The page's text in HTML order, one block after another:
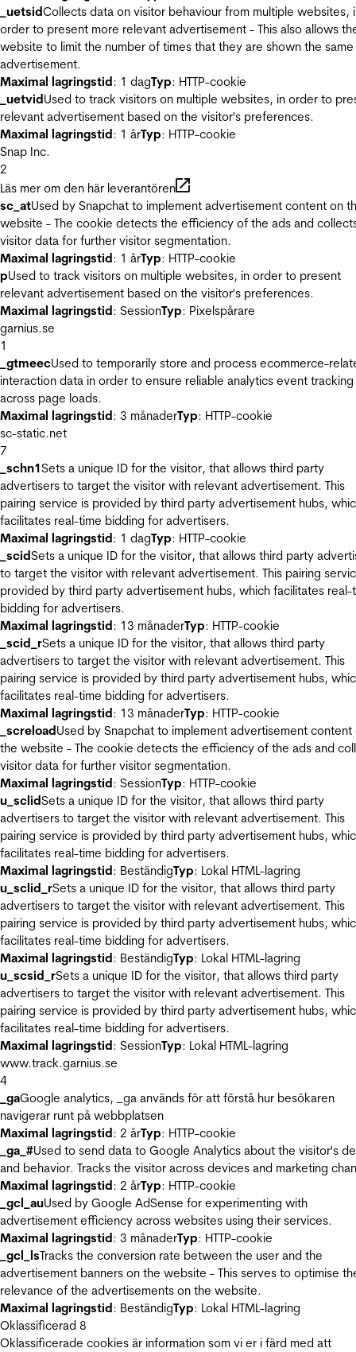
_uetsidCollects data on visitor behaviour from multiple websites,
order to present more relevant advertisement - This also allows
website to limit the number of times that they are shown the same
advertisement.
Maximal lagringstid: 1 dagTyp: HTTP-cookie
_uetvidUsed to track visitors on multiple websites, in order to
relevant advertisement based on the visitor's preferences.
Maximal lagringstid: 1 årTyp: HTTP-cookie
Snap Inc.
2
Läs mer om den här leverantören
sc_atUsed by Snapchat to implement advertisement content on
website - The cookie detects the efficiency of the ads and
visitor data for further visitor segmentation.
Maximal lagringstid: 1 årTyp: HTTP-cookie
pUsed to track visitors on multiple websites, in order to present
relevant advertisement based on the visitor's preferences.
Maximal lagringstid: SessionTyp: Pixelspårare
garnius.se
1
_gtmeecUsed to temporarily store and process ecommerce-
interaction data in order to ensure reliable analytics event tracking
across page loads.
Maximal lagringstid: 3 månaderTyp: HTTP-cookie
sc-static.net
7
_schn1Sets a unique ID for the visitor, that allows third party
advertisers to target the visitor with relevant advertisement. This
pairing service is provided by third party advertisement hubs,
facilitates real-time bidding for advertisers.
Maximal lagringstid: 1 dagTyp: HTTP-cookie
_scidSets a unique ID for the visitor, that allows third party
to target the visitor with relevant advertisement. This pairing
provided by third party advertisement hubs, which facilitates real-
bidding for advertisers.
Maximal lagringstid: 13 månaderTyp: HTTP-cookie
_scid_rSets a unique ID for the visitor, that allows third party
advertisers to target the visitor with relevant advertisement. This
pairing service is provided by third party advertisement hubs,
facilitates real-time bidding for advertisers.
Maximal lagringstid: 13 månaderTyp: HTTP-cookie
_screloadUsed by Snapchat to implement advertisement content
the website - The cookie detects the efficiency of the ads and
visitor data for further visitor segmentation.
Maximal lagringstid: SessionTyp: HTTP-cookie
u_sclidSets a unique ID for the visitor, that allows third party
advertisers to target the visitor with relevant advertisement. This
pairing service is provided by third party advertisement hubs,
facilitates real-time bidding for advertisers.
Maximal lagringstid: BeständigTyp: Lokal HTML-lagring
u_sclid_rSets a unique ID for the visitor, that allows third party
advertisers to target the visitor with relevant advertisement. This
pairing service is provided by third party advertisement hubs,
facilitates real-time bidding for advertisers.
Maximal lagringstid: BeständigTyp: Lokal HTML-lagring
u_scsid_rSets a unique ID for the visitor, that allows third party
advertisers to target the visitor with relevant advertisement. This
pairing service is provided by third party advertisement hubs,
facilitates real-time bidding for advertisers.
Maximal lagringstid: SessionTyp: Lokal HTML-lagring
www.track.garnius.se
4
_gaGoogle analytics, _ga används för att förstå hur besökaren
navigerar runt på webbplatsen
Maximal lagringstid: 2 årTyp: HTTP-cookie
_ga_#Used to send data to Google Analytics about the visitor's
and behavior. Tracks the visitor across devices and marketing
Maximal lagringstid: 2 årTyp: HTTP-cookie
_gcl_auUsed by Google AdSense for experimenting with
advertisement efficiency across websites using their services.
Maximal lagringstid: 3 månaderTyp: HTTP-cookie
_gcl_lsTracks the conversion rate between the user and the
advertisement banners on the website - This serves to optimise
relevance of the advertisements on the website.
Maximal lagringstid: BeständigTyp: Lokal HTML-lagring
Oklassificerad 8
Oklassificerade cookies är information som vi er i färd med att